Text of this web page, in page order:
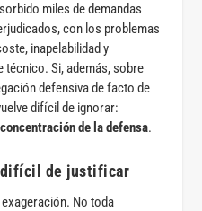
miles de demandas
con los problemas
inapelabilidad y
técnico. Si, además, sobre
defensiva de facto de
difícil de ignorar:
de la defensa.
difícil de justificar
No toda